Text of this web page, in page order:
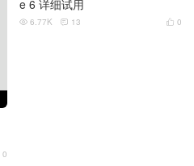
0
e 6 详细试用
 0
 6.77K  13